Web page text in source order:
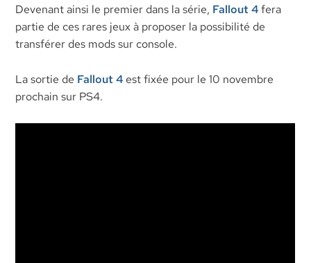
Devenant ainsi le premier dans la série, Fallout 4fera
partie de ces rares jeux à proposer la possibilité de
transférer des mods sur console.
La sortie de Fallout 4 est fixée pour le 10 novembre
prochain sur PS4.